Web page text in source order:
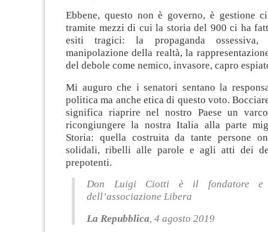
Ebbene, questo non è governo, è gestione
tramite mezzi di cui la storia del 900 ci ha
esiti tragici: la propaganda ossessiva,
manipolazione della realtà, la
del debole come nemico, invasore, capro
Mi auguro che i senatori sentano la
politica ma anche etica di questo voto.
significa riaprire nel nostro Paese un
ricongiungere la nostra Italia alla parte
Storia: quella costruita da tante persone
solidali, ribelli alle parole e agli atti dei
prepotenti.
Don Luigi Ciotti è il fondatore e
dell’associazione Libera
La Repubblica , 4 agosto 2019